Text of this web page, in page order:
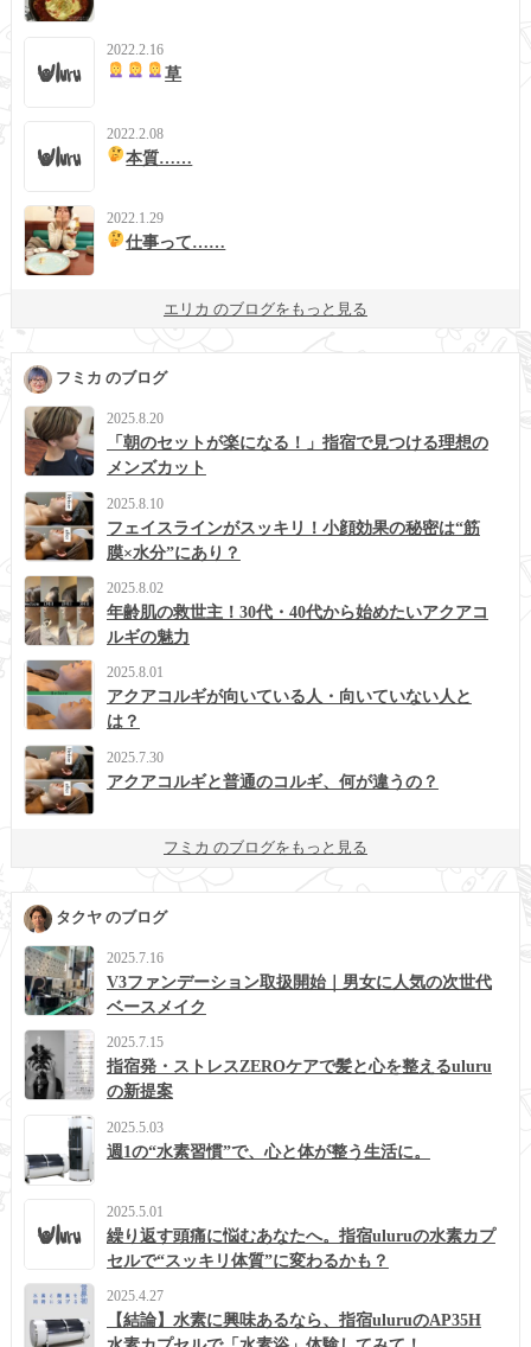
2022.2.16
草
2022.2.08
本質……
2022.1.29
仕事って……
エリカ のブログをもっと見る
フミカ のブログ
2025.8.20
「朝のセットが楽になる！」指宿で見つける理想の
メンズカット
2025.8.10
フェイスラインがスッキリ！小顔効果の秘密は“筋
膜×水分”にあり？
2025.8.02
年齢肌の救世主！30代・40代から始めたいアクアコ
ルギの魅力
2025.8.01
アクアコルギが向いている人・向いていない人と
は？
2025.7.30
アクアコルギと普通のコルギ、何が違うの？
フミカ のブログをもっと見る
タクヤ のブログ
2025.7.16
V3ファンデーション取扱開始｜男女に人気の次世代
ベースメイク
2025.7.15
指宿発・ストレスZEROケアで髪と心を整えるuluru
の新提案
2025.5.03
週1の“水素習慣”で、心と体が整う生活に。
2025.5.01
繰り返す頭痛に悩むあなたへ。指宿uluruの水素カプ
セルで“スッキリ体質”に変わるかも？
2025.4.27
【結論】水素に興味あるなら、指宿uluruのAP35H